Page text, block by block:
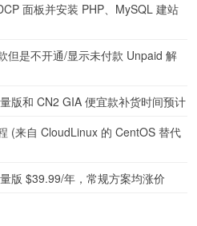
面板并安装 PHP、MySQL 建站
但是不开通/显示未付款 Unpaid 解
版和 CN2 GIA 便宜款补货时间预计
(来自 CloudLinux 的 CentOS 替代
版 $39.99/年，常规方案均涨价